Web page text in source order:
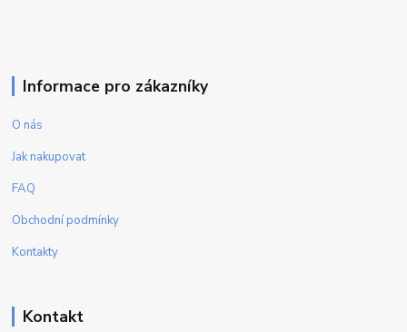
Informace pro zákazníky
O nás
Jak nakupovat
FAQ
Obchodní podmínky
Kontakty
Kontakt